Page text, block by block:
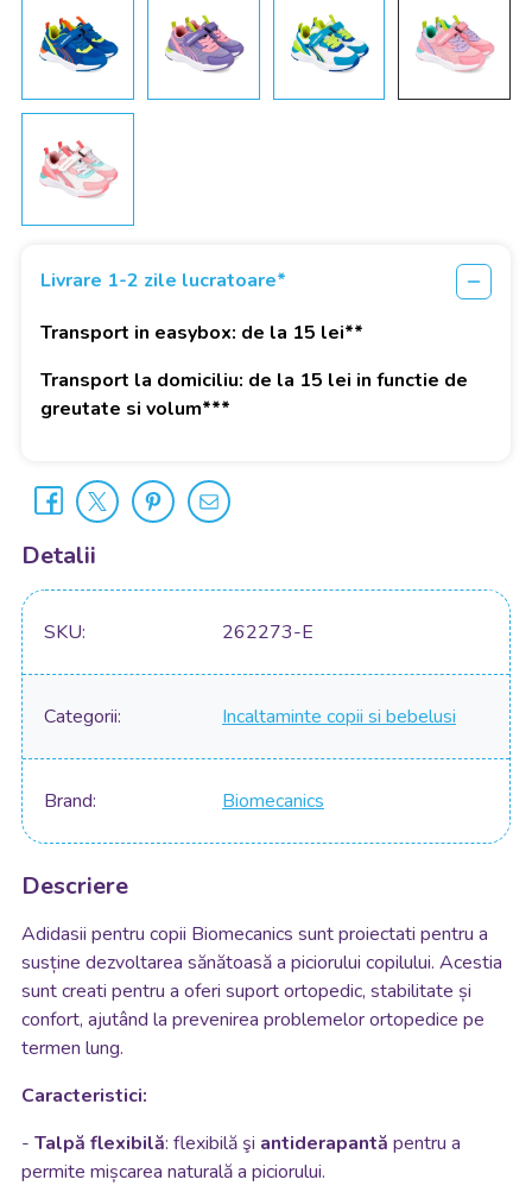
Livrare 1-2 zile lucratoare*
Transport in easybox: de la 15 lei**
Transport la domiciliu: de la 15 lei in functie de
greutate si volum***
Detalii
SKU 262273-E
Categorii Incaltaminte copii si bebelusi
Brand Biomecanics
Descriere
Adidasii pentru copii Biomecanics sunt proiectati pentru a
susține dezvoltarea sănătoasă a piciorului copilului. Acestia
sunt creati pentru a oferi suport ortopedic, stabilitate și
confort, ajutând la prevenirea problemelor ortopedice pe
termen lung.
Caracteristici:
- Talpă flexibilă: flexibilă şi antiderapantă pentru a
permite mișcarea naturală a piciorului.